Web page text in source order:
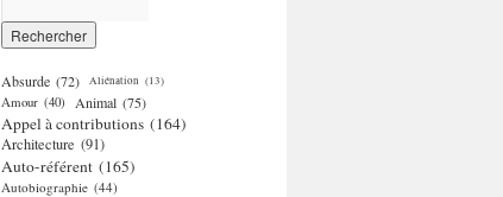
Absurde (72) Aliénation (13)
Amour (40) Animal (75)
Appel à contributions (164)
Architecture (91)
Auto-référent (165)
Autobiographie (44)